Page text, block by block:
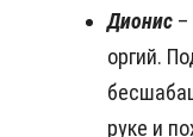
Дионис
оргий.
руке и